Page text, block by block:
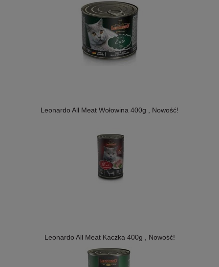
Leonardo All Meat Wołowina 400g , Nowość!
Leonardo All Meat Kaczka 400g , Nowość!